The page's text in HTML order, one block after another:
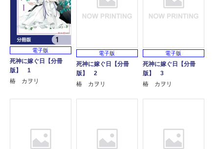
電子版
死神に嫁ぐ日【分冊
版】 1
椿 カヲリ
電子版
死神に嫁ぐ日【分冊
版】 2
椿 カヲリ
電子版
死神に嫁ぐ日【分冊
版】 3
椿 カヲリ